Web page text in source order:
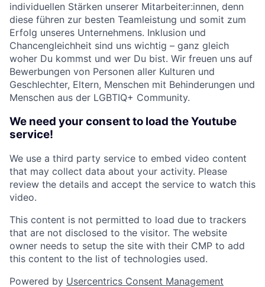
individuellen Stärken unserer Mitarbeiter:innen, denn
diese führen zur besten Teamleistung und somit zum
Erfolg unseres Unternehmens. Inklusion und
Chancengleichheit sind uns wichtig – ganz gleich
woher Du kommst und wer Du bist. Wir freuen uns auf
Bewerbungen von Personen aller Kulturen und
Geschlechter, Eltern, Menschen mit Behinderungen und
Menschen aus der LGBTIQ+ Community.
We need your consent to load the Youtube
service!
We use a third party service to embed video content
that may collect data about your activity. Please
review the details and accept the service to watch this
video.
This content is not permitted to load due to trackers
that are not disclosed to the visitor. The website
owner needs to setup the site with their CMP to add
this content to the list of technologies used.
Powered by Usercentrics Consent Management